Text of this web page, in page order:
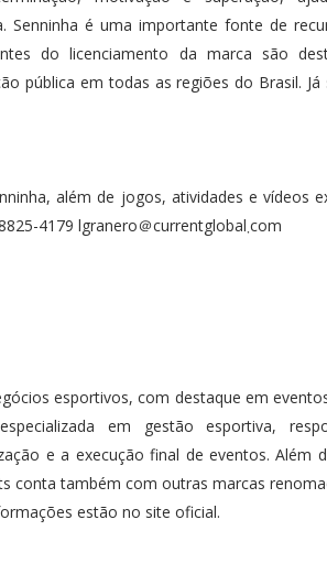
Senninha é uma importante fonte de
do licenciamento da marca são
pública em todas as regiões do Brasil.
além de jogos, atividades e vídeos
Para pautas, contatar: Luiza Granero (11) 9 8825-4179 lgranero＠currentglobal܂com
esportivos, com destaque em
em gestão esportiva,
e a execução final de eventos. Além
conta também com outras marcas
estão no site oficial.